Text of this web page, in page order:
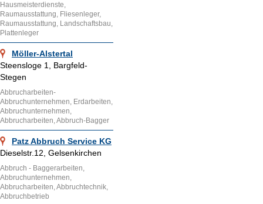
Hausmeisterdienste,
Raumausstattung, Fliesenleger,
Raumausstattung, Landschaftsbau,
Plattenleger
Möller-Alstertal
Steensloge 1, Bargfeld-
Stegen
Abbrucharbeiten-
Abbruchunternehmen, Erdarbeiten,
Abbruchunternehmen,
Abbrucharbeiten, Abbruch-Bagger
Patz Abbruch Service KG
Dieselstr.12, Gelsenkirchen
Abbruch - Baggerarbeiten,
Abbruchunternehmen,
Abbrucharbeiten, Abbruchtechnik,
Abbruchbetrieb